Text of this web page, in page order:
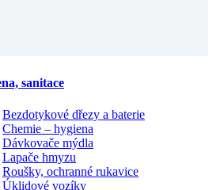
sanitace
Bezdotykové dřezy a baterie
Chemie – hygiena
Dávkovače mýdla
Lapače hmyzu
Roušky, ochranné rukavice
Úklidové vozíky